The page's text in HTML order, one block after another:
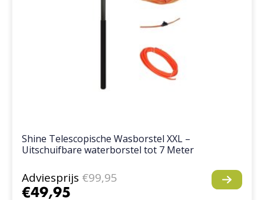
Shine Telescopische Wasborstel XXL –
Uitschuifbare waterborstel tot 7 Meter
Adviesprijs €99,95
€49,95